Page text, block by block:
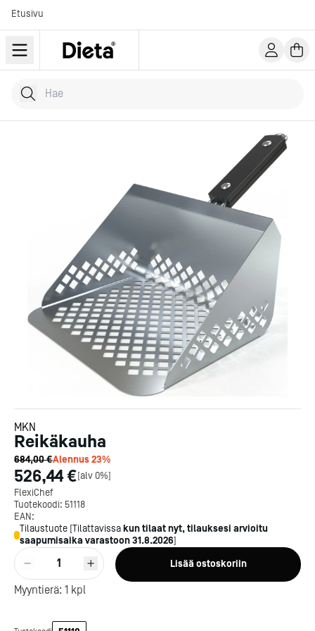
Etusivu
Hae tuotteita
Kirjoita hakusana...
MKN
Reikäkauha
684,00 €Alennus23%
526,44 €[alv 0%]
FlexiChef
Tuotekoodi: 51118
EAN:
Tilaustuote [Tilattavissa kun tilaat nyt, tilauksesi arvioitu
saapumisaika varastoon31.8.2026]
1 Lisää ostoskoriin
Myyntierä: 1 kpl
Kotipizza on vuonna 1987
perustettu yritys, jolla on yli
300 ravintolaa eri puolella
Suomea. Dieta on tehnyt
yhteistyötä, ja olemme